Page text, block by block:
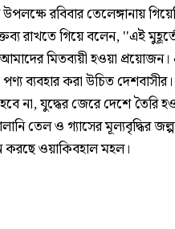
রবিবার তেলেঙ্গানায়
রাখতে গিয়ে বলেন, ''এই
আমাদের মিতব্যয়ী হওয়া
ব্যবহার করা উচিত
না, যুদ্ধের জেরে দেশে তৈরি
তেল ও গ্যাসের মূল্যবৃদ্ধির
করছে ওয়াকিবহাল মহল।